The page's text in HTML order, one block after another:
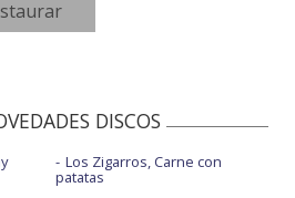
DISCOS
Los Zigarros, Carne con
patatas